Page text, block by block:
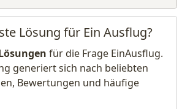
Lösung für Ein Ausflug?
für die Frage EinAusflug.
generiert sich nach beliebten
Bewertungen und häufige